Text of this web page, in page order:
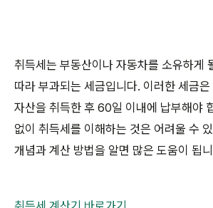
취득세는 부동산이나 자동차를 소유하게
따라 부과되는 세금입니다. 이러한 세금은
자산을 취득한 후 60일 이내에 납부해야
없이 취득세를 이해하는 것은 어려울 수
개념과 계산 방법을 알면 많은 도움이 됩